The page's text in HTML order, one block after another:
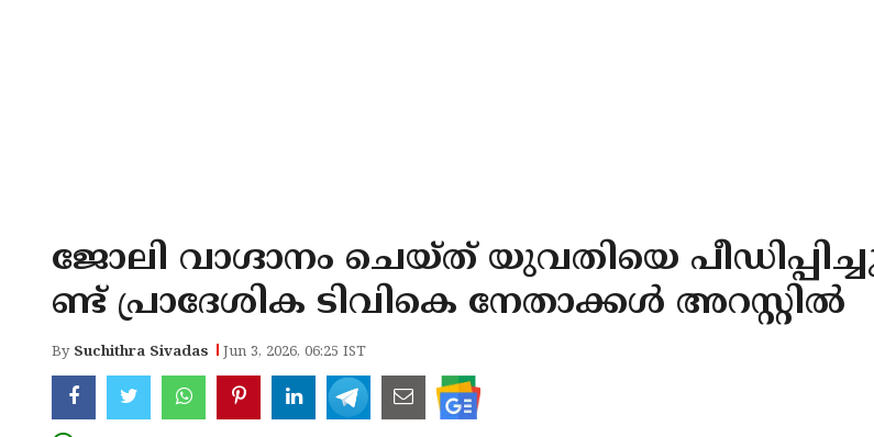
ജോലി വാഗ്ദാനം ചെയ്ത് യുവതിയെ
ണ്ട് പ്രാദേശിക ടിവികെ നേതാക്കള്‍ അറസ്റ്റില്‍
By Suchithra Sivadas Jun 3, 2026, 06:25 IST